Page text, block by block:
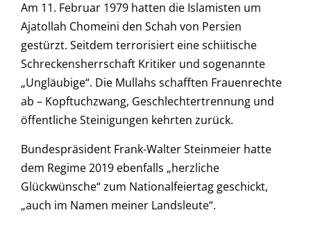
Am 11. Februar 1979 hatten die Islamisten um
Ajatollah Chomeini den Schah von Persien
gestürzt. Seitdem terrorisiert eine schiitische
Schreckensherrschaft Kritiker und sogenannte
„Ungläubige“. Die Mullahs schafften Frauenrechte
ab – Kopftuchzwang, Geschlechtertrennung und
öffentliche Steinigungen kehrten zurück.
Bundespräsident Frank-Walter Steinmeier hatte
dem Regime 2019 ebenfalls „herzliche
Glückwünsche“ zum Nationalfeiertag geschickt,
„auch im Namen meiner Landsleute“.